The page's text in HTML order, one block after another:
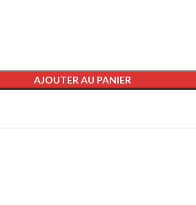
AJOUTER AU PANIER